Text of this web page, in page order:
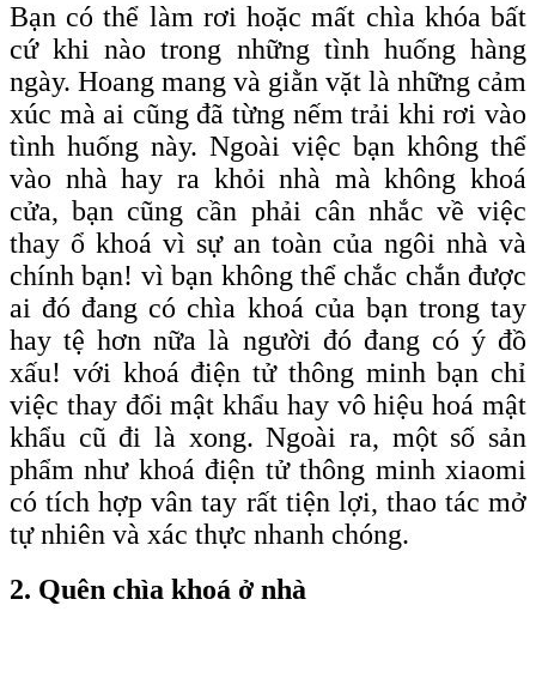
Bạn có thể làm rơi hoặc mất chìa khóabất
cứ khi nào trong những tình huống hàng
ngày. Hoang mang và giằn vặt là những cảm
xúc mà ai cũng đã từng nếm trải khi rơi vào
tình huống này. Ngoài việc bạn không thể
vào nhà hay ra khỏi nhà mà không khoá
cửa, bạn cũng cần phải cân nhắc về việc
thay ổ khoá vì sự an toàn của ngôi nhà và
chính bạn! vì bạn không thể chắc chắn được
ai đó đang có chìa khoá của bạn trong tay
hay tệ hơn nữa là người đó đang có ý đồ
xấu! với khoá điện tử thông minh bạn chỉ
việc thay đổi mật khẩu hay vô hiệu hoá mật
khẩu cũ đi là xong. Ngoài ra, một số sản
phẩm như khoá điện tử thông minh xiaomi
có tích hợp vân tay rất tiện lợi, thao tác mở
tự nhiên và xác thực nhanh chóng.
2. Quên chìa khoá ở nhà